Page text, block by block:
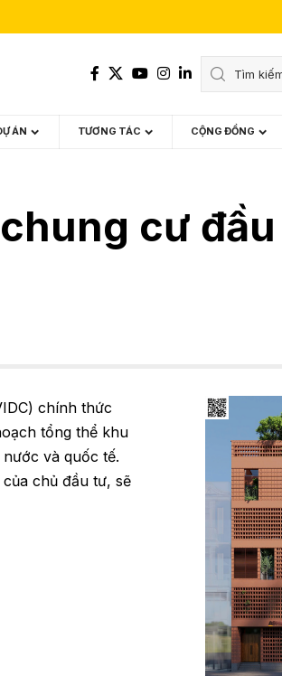
ÁN TƯƠNG TÁC CỘNG ĐỒNG
cư
chính thức
tổng thể khu
và quốc tế.
chủ đầu tư, sẽ